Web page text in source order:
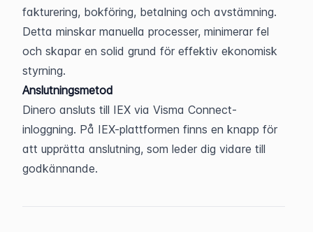
fakturering, bokföring, betalning och avstämning.
Detta minskar manuella processer, minimerar fel
och skapar en solid grund för effektiv ekonomisk
styrning.
Anslutningsmetod
Dinero ansluts till IEX via Visma Connect-
inloggning. På IEX-plattformen finns en knapp för
att upprätta anslutning, som leder dig vidare till
godkännande.